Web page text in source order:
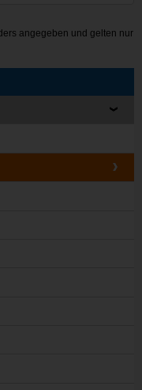
angegeben und gelten nur